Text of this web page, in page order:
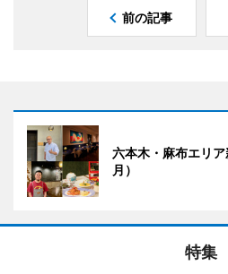
前の記事
六本木・麻布エリ
月）
特集